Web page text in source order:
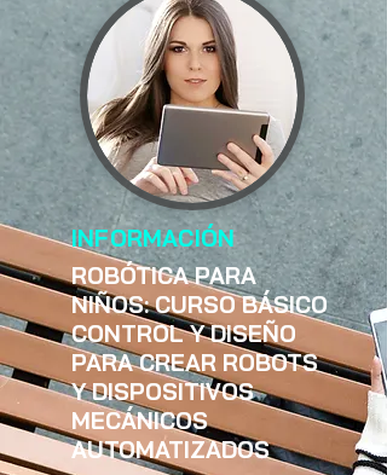
INFORMACIÓN
ROBÓTICA PARA
NIÑOS: CURSO BÁSICO
CONTROL Y DISEÑO
PARA CREAR ROBOTS
Y DISPOSITIVOS
MECÁNICOS
AUTOMATIZADOS